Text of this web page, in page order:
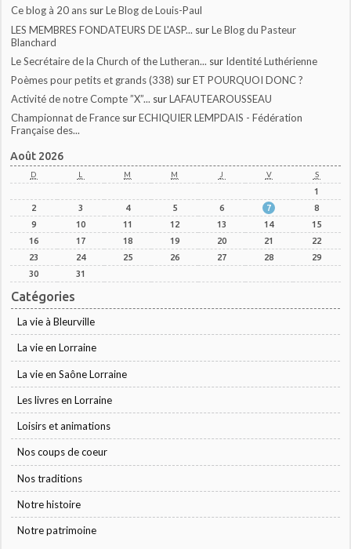
Ce blog à 20 ans surLe Blog de Louis-Paul
LES MEMBRES FONDATEURS DE L'ASP... surLe Blog du Pasteur
Blanchard
Le Secrétaire de la Church of the Lutheran... sur Identité Luthérienne
Poèmes pour petits et grands (338) surET POURQUOI DONC ?
Activité de notre Compte ”X”... surLAFAUTEAROUSSEAU
Championnat de France surECHIQUIER LEMPDAIS - Fédération
Française des...
Août 2026
D L M M J V S
1
2
3 4 5 6 7
8
9
10 11 12 13 14
15
16
17 18 19 20 21
22
23
24 25 26 27 28
29
30
31
Catégories
La vie à Bleurville
La vie en Lorraine
La vie en Saône Lorraine
Les livres en Lorraine
Loisirs et animations
Nos coups de coeur
Nos traditions
Notre histoire
Notre patrimoine